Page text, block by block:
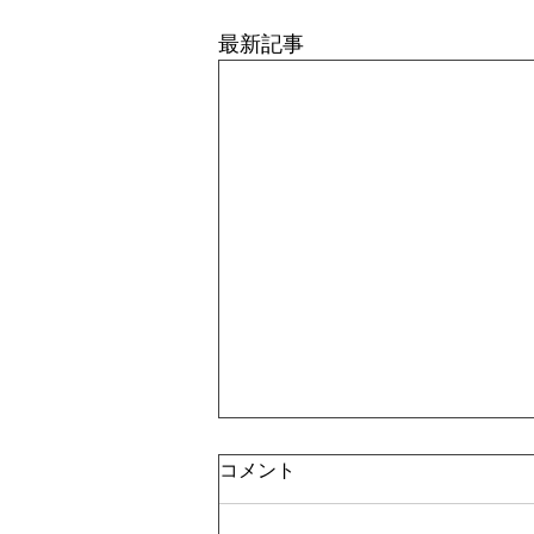
最新記事
第26回心電図セミナー
今般、下記要項にてセミナーが
コメント